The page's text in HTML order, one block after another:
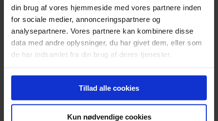
din brug af vores hjemmeside med vores partnere inden
for sociale medier, annonceringspartnere og
analysepartnere. Vores partnere kan kombinere disse
data med andre oplysninger, du har givet dem, eller som
de har indsamlet fra din brug af deres tjenester.
Tillad alle cookies
Kun nødvendige cookies
frame INKL. KLIP
Helfarve behandlinger
Helfarve kort hår /
2cm